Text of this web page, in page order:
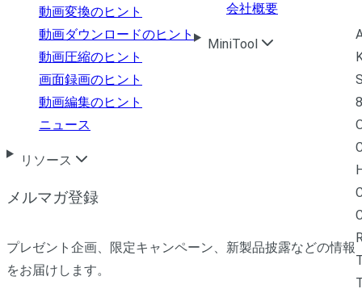
動画変換のヒント
動画ダウンロードのヒント
動画圧縮のヒント
画面録画のヒント
動画編集のヒント
ニュース
リソース
会社概要
MiniTool
メルマガ登録
プレゼント企画、限定キャンペーン、新製品披露などの情報
をお届けします。